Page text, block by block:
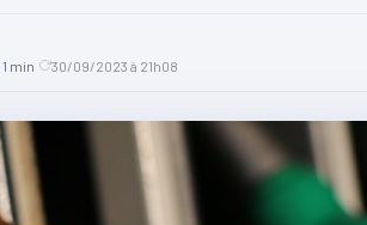
min 30/09/2023 à 21h08